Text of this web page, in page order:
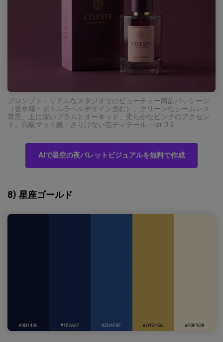
プロンプト：リアルなスタジオでのビューティー商品パッケージ
（香水箱・ボトルラベルデザイン含む）、クリーンなシームレス
背景、主に深いプラムとオーキッド、柔らかなピンクのアクセン
ト。高級マット紙・さりげない箔ディテール --ar 3:2
AIで星空の夜パレットビジュアルを無料で作成
8) 星座ゴールド